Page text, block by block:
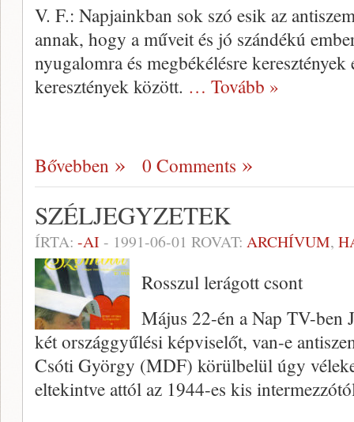
V. F.: Napjainkban sok szó esik az
annak, hogy a műveit és jó szándékú
nyugalomra és megbékélésre
keresztények között. … Tovább »
Bővebben 0 Comments
SZÉLJEGYZETEK
ÍRTA: -AI - 1991-06-01 ROVAT: ARCHÍVUM,
Rosszul lerágott csont
Május 22-én a Nap TV-ben
két országgyűlési képviselőt, van-e
Csóti György (MDF) körülbelül úgy
eltekintve attól az 1944-es kis